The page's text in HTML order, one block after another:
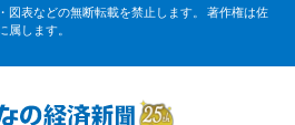
図表などの無断転載を禁止します。 著作権は佐
します。